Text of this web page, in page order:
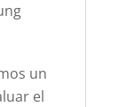
un
el